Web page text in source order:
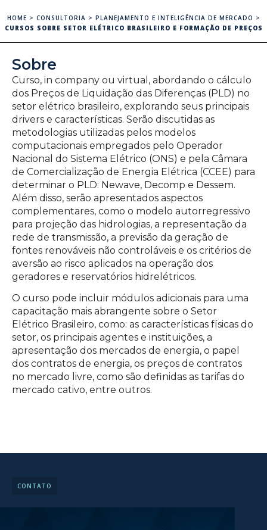
HOME > CONSULTORIA > PLANEJAMENTO E INTELIGÊNCIA DE MERCADO >
CURSOS SOBRE SETOR ELÉTRICO BRASILEIRO E FORMAÇÃO DE PREÇOS
Sobre
Curso, in company ou virtual, abordando o cálculo
dos Preços de Liquidação das Diferenças (PLD) no
setor elétrico brasileiro, explorando seus principais
drivers e características. Serão discutidas as
metodologias utilizadas pelos modelos
computacionais empregados pelo Operador
Nacional do Sistema Elétrico (ONS) e pela Câmara
de Comercialização de Energia Elétrica (CCEE) para
determinar o PLD: Newave, Decomp e Dessem.
Além disso, serão apresentados aspectos
complementares, como o modelo autorregressivo
para projeção das hidrologias, a representação da
rede de transmissão, a previsão da geração de
fontes renováveis não controláveis e os critérios de
aversão ao risco aplicados na operação dos
geradores e reservatórios hidrelétricos.
O curso pode incluir módulos adicionais para uma
capacitação mais abrangente sobre o Setor
Elétrico Brasileiro, como: as características físicas do
setor, os principais agentes e instituições, a
apresentação dos mercados de energia, o papel
dos contratos de energia, os preços de contratos
no mercado livre, como são definidas as tarifas do
mercado cativo, entre outros.
CONTATO